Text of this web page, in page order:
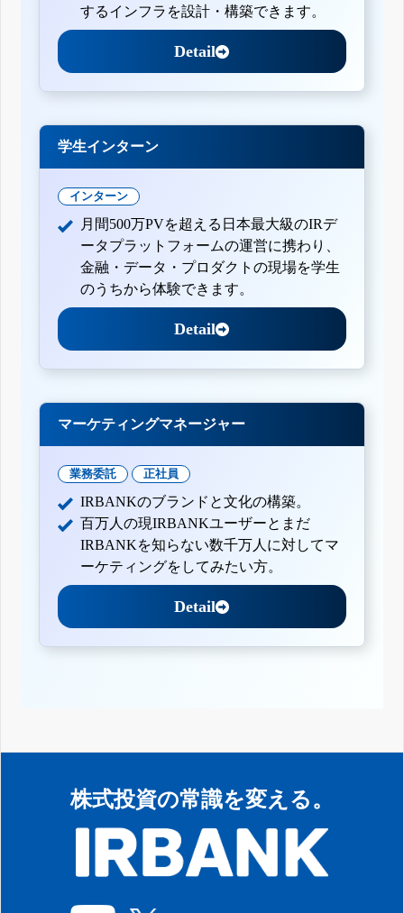
するインフラを設計・構築できます。
Detail
学生インターン
インターン
月間500万PVを超える日本最大級のIRデ
ータプラットフォームの運営に携わり、
金融・データ・プロダクトの現場を学生
のうちから体験できます。
Detail
マーケティングマネージャー
業務委託 正社員
IRBANKのブランドと文化の構築。
百万人の現IRBANKユーザーとまだ
IRBANKを知らない数千万人に対してマ
ーケティングをしてみたい方。
Detail
株式投資の常識を変える。